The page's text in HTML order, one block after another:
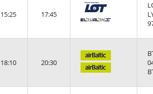
15:25 17:45
18:10 20:30